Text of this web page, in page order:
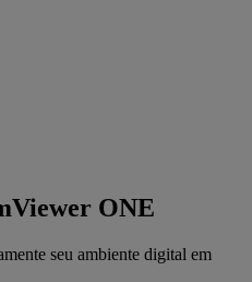
ONE
seu ambiente digital em